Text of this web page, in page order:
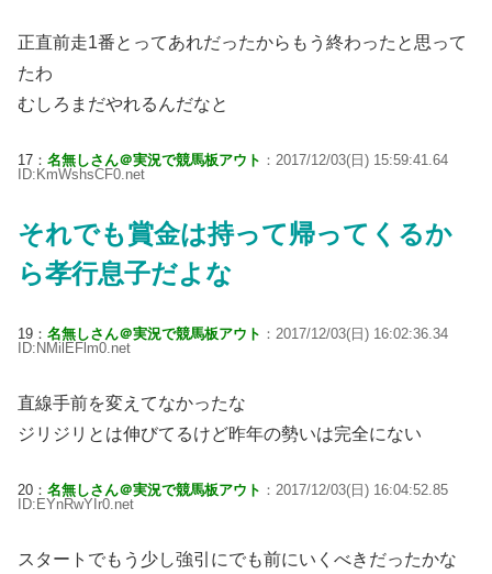
正直前走1番とってあれだったからもう終わったと思って
たわ
むしろまだやれるんだなと
17： 名無しさん＠実況で競馬板アウト ：2017/12/03(日) 15:59:41.64
ID:KmWshsCF0.net
それでも賞金は持って帰ってくるか
ら孝行息子だよな
19： 名無しさん＠実況で競馬板アウト ：2017/12/03(日) 16:02:36.34
ID:NMilEFlm0.net
直線手前を変えてなかったな
ジリジリとは伸びてるけど昨年の勢いは完全にない
20： 名無しさん＠実況で競馬板アウト ：2017/12/03(日) 16:04:52.85
ID:EYnRwYIr0.net
スタートでもう少し強引にでも前にいくべきだったかな